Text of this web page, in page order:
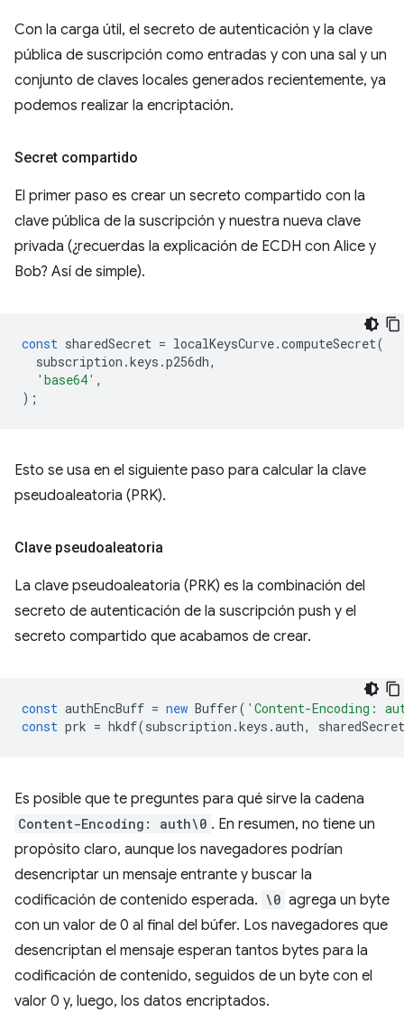
Con la carga útil, el secreto de autenticación y la clave
pública de suscripción como entradas y con una sal y un
conjunto de claves locales generados recientemente, ya
podemos realizar la encriptación.
Secret compartido
El primer paso es crear un secreto compartido con la
clave pública de la suscripción y nuestra nueva clave
privada (¿recuerdas la explicación de ECDH con Alice y
Bob? Así de simple).
const sharedSecret = localKeysCurve.computeSecret(
subscription .keys .p256dh,
'base64' ,
);
Esto se usa en el siguiente paso para calcular la clave
pseudoaleatoria (PRK).
Clave pseudoaleatoria
La clave pseudoaleatoria (PRK) es la combinación del
secreto de autenticación de la suscripción push y el
secreto compartido que acabamos de crear.
const authEncBuff = new Buffer( 'Content-Encoding:
const prk = hkdf(subscription .keys .auth, sharedSecret
Es posible que te preguntes para qué sirve la cadena
Content-Encoding: auth\0 . En resumen, no tiene un
propósito claro, aunque los navegadores podrían
desencriptar un mensaje entrante y buscar la
codificación de contenido esperada. \0 agrega un byte
con un valor de 0 al final del búfer. Los navegadores que
desencriptan el mensaje esperan tantos bytes para la
codificación de contenido, seguidos de un byte con el
valor 0 y, luego, los datos encriptados.